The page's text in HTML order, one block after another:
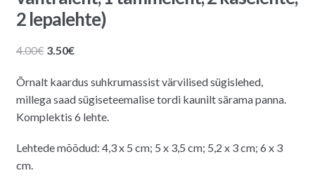
2 lepalehte)
4.00€ Algne
oli:
4.00€.
3.50€Praegune
on:
3.50€.
Õrnalt kaardus suhkrumassist värvilised sügislehed,
millega saad sügiseteemalise tordi kaunilt särama panna.
Komplektis 6 lehte.
Lehtede mõõdud: 4,3 x 5 cm; 5 x 3,5 cm; 5,2 x 3 cm; 6 x 3
cm.